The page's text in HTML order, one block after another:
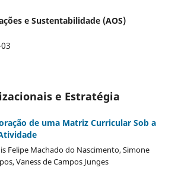
e Sustentabilidade (AOS)
e Estratégia
de uma Matriz Curricular Sob a
Felipe Machado do Nascimento, Simone
Vaness de Campos Junges